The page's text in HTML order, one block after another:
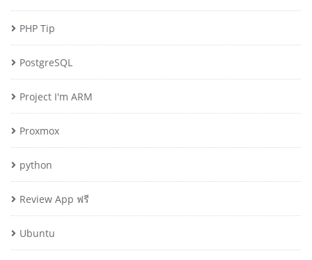
PHP Tip
PostgreSQL
Project I'm ARM
Proxmox
python
Review App ฟรี
Ubuntu